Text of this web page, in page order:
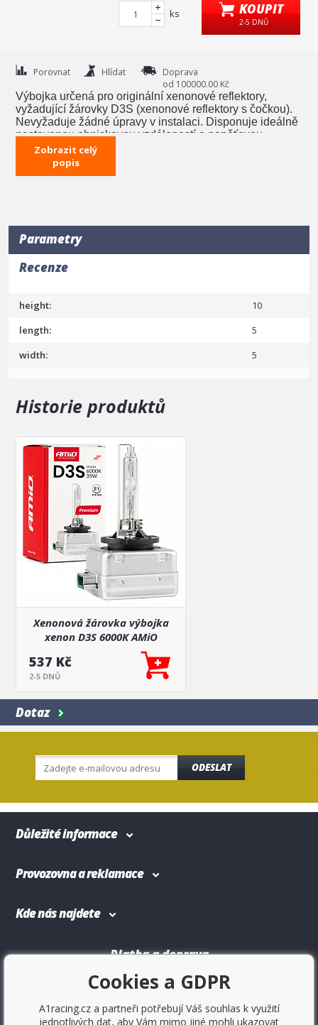
ks KOUPIT
2-5 DNŮ
Porovnat Hlídat
Doprava
od 100000.00 Kč
Výbojka určená pro originální xenonové reflektory,
vyžadující žárovky D3S (xenonové reflektory s čočkou).
Nevyžaduje žádné úpravy v instalaci. Disponuje ideálně
nastavenou ohniskovou vzdáleností a napěťovou
zástrčkou charakteristickou pro žárovku D3S. Může být
použita pouze s xenonovým měničem D3S. Žárovky tyto
Jmenovitý
výkon
Jmenovité
napětí
teplota
Zobrazit celý
popis
Parametry
Recenze
height:
10
length:
5
width:
5
Historie produktů
Xenonová žárovka výbojka
xenon D3S 6000K AMiO
PREMIUM AMIO-01979
537 Kč
2-5 DNŮ
Dotaz
ODESLAT
Důležité informace
Provozovna a reklamace
Kde nás najdete
Platba a doprava
Cookies a GDPR
A1racing.cz a partneři potřebují Váš souhlas k využití
jednotlivých dat, aby Vám mimo jiné mohli ukazovat